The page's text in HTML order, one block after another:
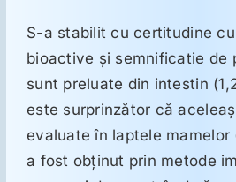
Neurologie
Intoleranţa la gluten
S-a stabilit cu certitudine
bioactive şi semnificatie de
sunt preluate din intestin
este surprinzător că
evaluate în laptele
a fost obţinut prin metode